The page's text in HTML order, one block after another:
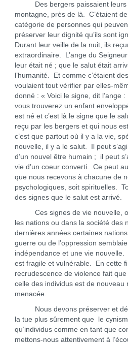
Des bergers paissaient leurs
montagne, près de là. C’étaient
catégorie de personnes qui
préserver leur dignité qu’ils sont
Durant leur veille de la nuit, ils
extraordinaire. L’ange du
leur était né ; que le salut était
l’humanité. Et comme c’étaient
voulaient tout vérifier par elles-
donné : « Voici le signe, dit l’ange
vous trouverez un enfant
est né et c’est là le signe que le
reçu par les bergers et qui nous
c’est que partout où il y a la vie,
nouvelle, il y a le salut. Il peut
d’un nouvel être humain ; il peut
vie d’un coeur converti. Ce peut
que nous recevons à chacune de
psychologiques, soit spirituelles.
des signes que le salut est arrivé.
Ces signes de vie nouvelle,
les nations ou dans la société des
dernières années certaines
guerre ou de l’oppression
indépendance et une vie
est fragile et vulnérable. En cette
recrudescence de violence fait
celle des individus est de nouveau
menacée.
Nous devons préserver et
la tue plus sûrement que le
qu’individus comme en tant que
mettons-nous attentivement à